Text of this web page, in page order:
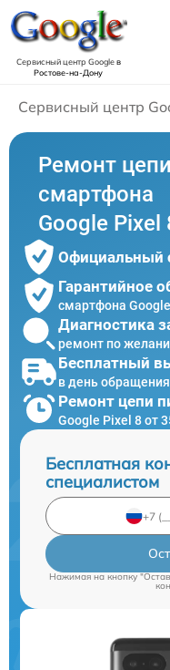
Сервисный центр Googleв
Ростове-на-Дону
Сервисный центр
Ремонт
смартфона
Google Pixel
Официальный
Гарантийное
смартфона
Диагностика
ремонт по
Бесплатный
в день обращения
Ремонт цепи
Google Pixel 8 от
Бесплатная
специалистом
Нажимая на кнопку